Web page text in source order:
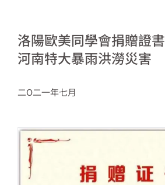
洛陽歐美同學會捐贈證書
河南特大暴雨洪澇災害
二O二一年七月